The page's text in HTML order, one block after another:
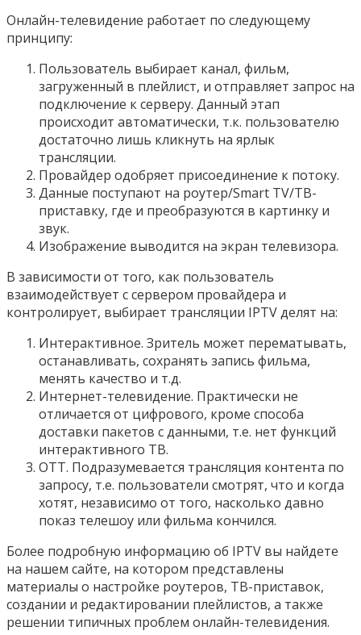
Онлайн-телевидение работает по следующему
принципу:
Пользователь выбирает канал, фильм,
загруженный в плейлист, и отправляет запрос на
подключение к серверу. Данный этап
происходит автоматически, т.к. пользователю
достаточно лишь кликнуть на ярлык
трансляции.
Провайдер одобряет присоединение к потоку.
Данные поступают на роутер/Smart TV/ТВ-
приставку, где и преобразуются в картинку и
звук.
Изображение выводится на экран телевизора.
В зависимости от того, как пользователь
взаимодействует с сервером провайдера и
контролирует, выбирает трансляции IPTV делят на:
Интерактивное. Зритель может перематывать,
останавливать, сохранять запись фильма,
менять качество и т.д.
Интернет-телевидение. Практически не
отличается от цифрового, кроме способа
доставки пакетов с данными, т.е. нет функций
интерактивного ТВ.
ОТТ. Подразумевается трансляция контента по
запросу, т.е. пользователи смотрят, что и когда
хотят, независимо от того, насколько давно
показ телешоу или фильма кончился.
Более подробную информацию об IPTV вы найдете
на нашем сайте, на котором представлены
материалы о настройке роутеров, ТВ-приставок,
создании и редактировании плейлистов, а также
решении типичных проблем онлайн-телевидения.